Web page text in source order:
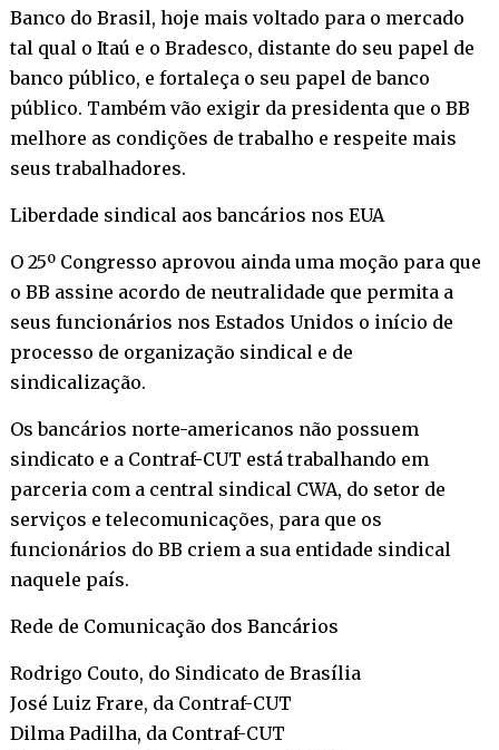
Banco do Brasil, hoje mais voltado para o mercado
tal qual o Itaú e o Bradesco, distante do seu papel de
banco público, e fortaleça o seu papel de banco
público. Também vão exigir da presidenta que o BB
melhore as condições de trabalho e respeite mais
seus trabalhadores.
Liberdade sindical aos bancários nos EUA
O 25º Congresso aprovou ainda uma moção para que
o BB assine acordo de neutralidade que permita a
seus funcionários nos Estados Unidos o início de
processo de organização sindical e de
sindicalização.
Os bancários norte-americanos não possuem
sindicato e a Contraf-CUT está trabalhando em
parceria com a central sindical CWA, do setor de
serviços e telecomunicações, para que os
funcionários do BB criem a sua entidade sindical
naquele país.
Rede de Comunicação dos Bancários
Rodrigo Couto, do Sindicato de Brasília
José Luiz Frare, da Contraf-CUT
Dilma Padilha, da Contraf-CUT